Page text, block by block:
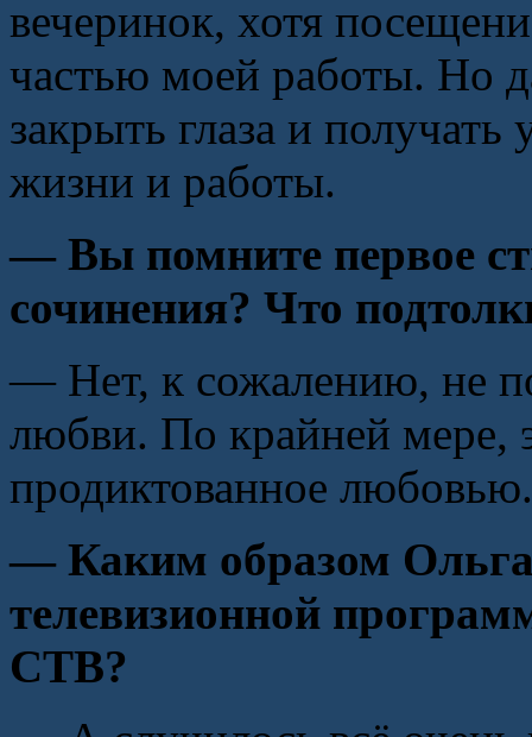
вечеринок, хотя
частью моей работы. Но
закрыть глаза и получать
жизни и работы.
— Вы помните первое
сочинения? Что
— Нет, к сожалению, не
любви. По крайней мере,
продиктованное любовью.
— Каким образом
телевизионной
СТВ?